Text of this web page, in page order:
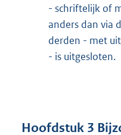
- schriftelijk of
anders dan via
derden - met
- is uitgesloten.
Hoofdstuk 3